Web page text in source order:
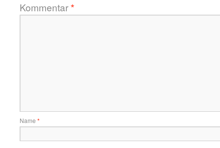
Kommentar*
Name *